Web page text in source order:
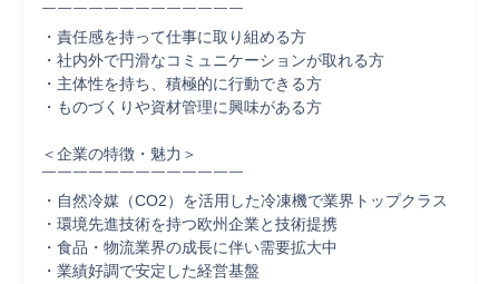
￣￣￣￣￣￣￣￣￣￣￣￣￣
・責任感を持って仕事に取り組める方
・社内外で円滑なコミュニケーションが取れる方
・主体性を持ち、積極的に行動できる方
・ものづくりや資材管理に興味がある方
＜企業の特徴・魅力＞
￣￣￣￣￣￣￣￣￣￣￣￣￣
・自然冷媒（CO2）を活用した冷凍機で業界トップクラス
・環境先進技術を持つ欧州企業と技術提携
・食品・物流業界の成長に伴い需要拡大中
・業績好調で安定した経営基盤